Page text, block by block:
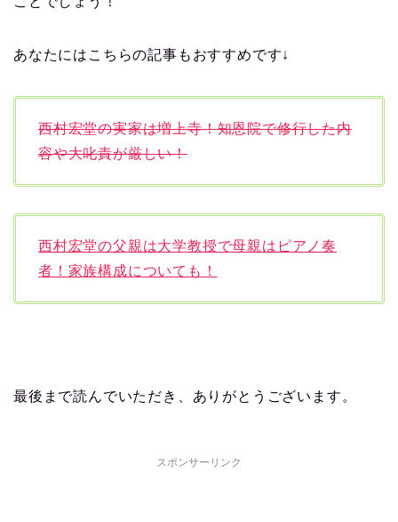
あなたにはこちらの記事もおすすめです↓
西村宏堂の実家は増上寺！知恩院で修行した内
容や大叱責が厳しい！
西村宏堂の父親は大学教授で母親はピアノ奏
者！家族構成についても！
最後まで読んでいただき、ありがとうございます。
スポンサーリンク